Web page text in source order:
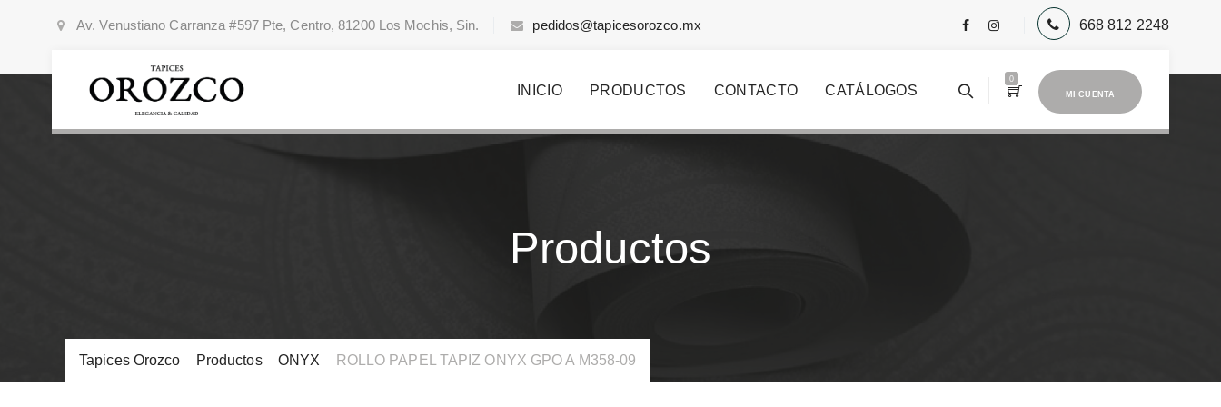
Av. Venustiano Carranza #597 Pte, Centro, 81200 Los Mochis, Sin. pedidos@tapicesorozco.mx 668 812 2248
MI CUENTA
0
INICIO PRODUCTOS CONTACTO CATÁLOGOS
Productos
Tapices Orozco Productos> ONYX ROLLO PAPEL TAPIZ ONYX GPO A M358-09